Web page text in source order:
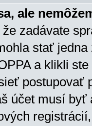
ale
zadávate
stať
a klikli
postupovať
účet musí